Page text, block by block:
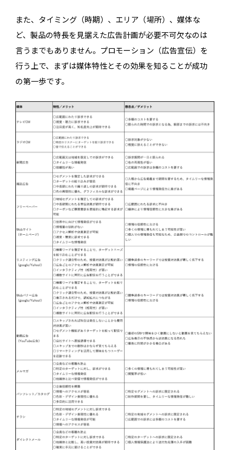
また、タイミング（時期）、エリア（場所）、媒体な
ど、製品の特長を見据えた広告計画が必要不可欠なのは
言うまでもありません。プロモーション（広告宣伝）を
行う上で、まずは媒体特性とその効果を知ることが成功
の第一歩です。